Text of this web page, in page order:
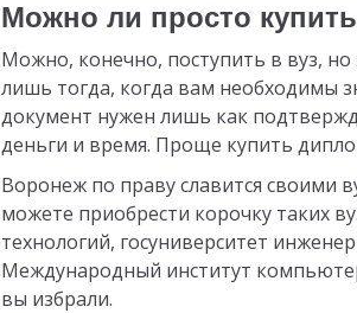
Можно ли просто
Можно, конечно, поступить в вуз,
лишь тогда, когда вам необходимы
документ нужен лишь как
деньги и время. Проще купить
Воронеж по праву славится своими
можете приобрести корочку таких
технологий, госуниверситет
Международный институт
вы избрали.